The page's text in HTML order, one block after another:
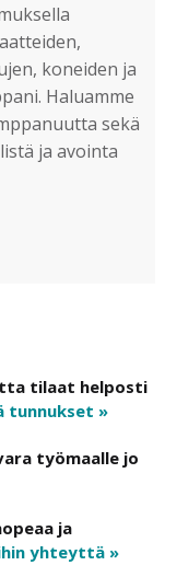
koneiden ja
Haluamme
sekä
ja avointa
tilaat helposti
tunnukset »
työmaalle jo
ja
yhteyttä »